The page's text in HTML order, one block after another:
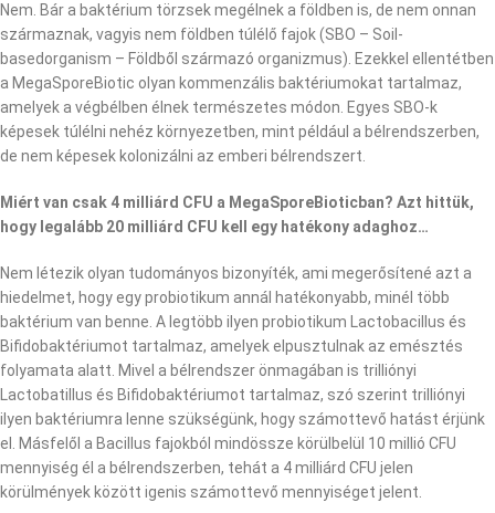
Nem. Bár a baktérium törzsek megélnek a földben is, de nem onnan
származnak, vagyis nem földben túlélő fajok (SBO – Soil-
basedorganism – Földből származó organizmus). Ezekkel ellentétben
a MegaSporeBiotic olyan kommenzális baktériumokat tartalmaz,
amelyek a végbélben élnek természetes módon. Egyes SBO-k
képesek túlélni nehéz környezetben, mint például a bélrendszerben,
de nem képesek kolonizálni az emberi bélrendszert.
Miért van csak 4 milliárd CFU a MegaSporeBioticban? Azt hittük,
hogy legalább 20 milliárd CFU kell egy hatékony adaghoz…
Nem létezik olyan tudományos bizonyíték, ami megerősítené azt a
hiedelmet, hogy egy probiotikum annál hatékonyabb, minél több
baktérium van benne. A legtöbb ilyen probiotikum Lactobacillus és
Bifidobaktériumot tartalmaz, amelyek elpusztulnak az emésztés
folyamata alatt. Mivel a bélrendszer önmagában is trilliónyi
Lactobatillus és Bifidobaktériumot tartalmaz, szó szerint trilliónyi
ilyen baktériumra lenne szükségünk, hogy számottevő hatást érjünk
el. Másfelől a Bacillus fajokból mindössze körülbelül 10 millió CFU
mennyiség él a bélrendszerben, tehát a 4 milliárd CFU jelen
körülmények között igenis számottevő mennyiséget jelent.